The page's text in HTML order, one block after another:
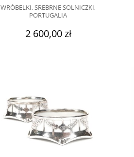
WRÓBELKI, SREBRNE SOLNICZKI,
PORTUGALIA
2 600,00 zł